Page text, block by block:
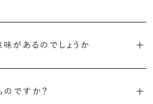
味があるのでしょうか
ですか？